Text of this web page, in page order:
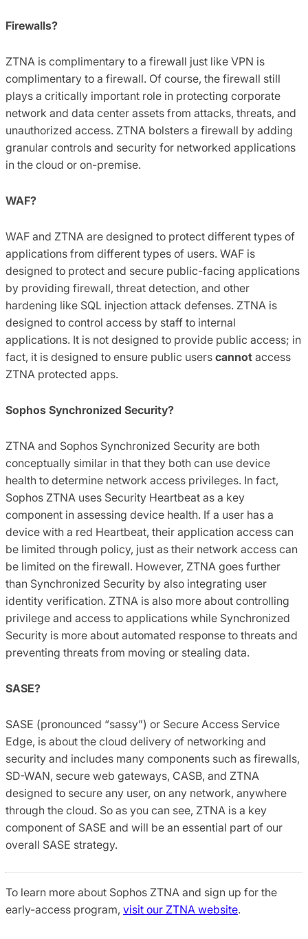
Firewalls?
ZTNA is complimentary to a firewall just like VPN is
complimentary to a firewall. Of course, the firewall still
plays a critically important role in protecting corporate
network and data center assets from attacks, threats, and
unauthorized access. ZTNA bolsters a firewall by adding
granular controls and security for networked applications
in the cloud or on-premise.
WAF?
WAF and ZTNA are designed to protect different types of
applications from different types of users. WAF is
designed to protect and secure public-facing applications
by providing firewall, threat detection, and other
hardening like SQL injection attack defenses. ZTNA is
designed to control access by staff to internal
applications. It is not designed to provide public access; in
fact, it is designed to ensure public users cannot access
ZTNA protected apps.
Sophos Synchronized Security?
ZTNA and Sophos Synchronized Security are both
conceptually similar in that they both can use device
health to determine network access privileges. In fact,
Sophos ZTNA uses Security Heartbeat as a key
component in assessing device health. If a user has a
device with a red Heartbeat, their application access can
be limited through policy, just as their network access can
be limited on the firewall. However, ZTNA goes further
than Synchronized Security by also integrating user
identity verification. ZTNA is also more about controlling
privilege and access to applications while Synchronized
Security is more about automated response to threats and
preventing threats from moving or stealing data.
SASE?
SASE (pronounced “sassy”) or Secure Access Service
Edge, is about the cloud delivery of networking and
security and includes many components such as firewalls,
SD-WAN, secure web gateways, CASB, and ZTNA
designed to secure any user, on any network, anywhere
through the cloud. So as you can see, ZTNA is a key
component of SASE and will be an essential part of our
overall SASE strategy.
To learn more about Sophos ZTNA and sign up for the
early-access program, visit our ZTNA website.